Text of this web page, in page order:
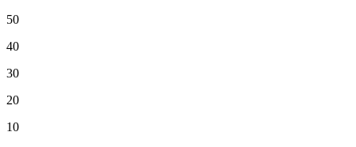
50
40
30
20
10